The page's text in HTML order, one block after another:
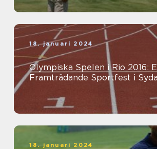
18. januari 2024
Olympiska Spelen i Rio 2016:
Framträdande Sportfest i
18. januari 2024